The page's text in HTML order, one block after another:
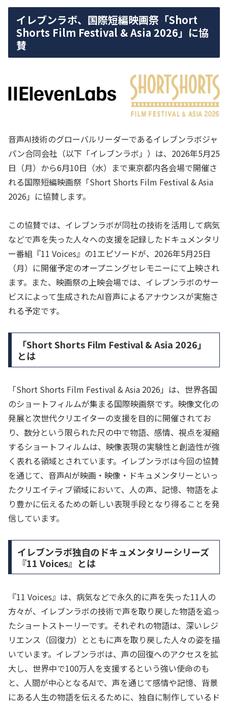
イレブンラボ、国際短編映画祭「Short
Shorts Film Festival & Asia 2026」に協
賛
音声AI技術のグローバルリーダーであるイレブンラボジャ
パン合同会社（以下「イレブンラボ」）は、2026年5月25
日（月）から6月10日（水）まで東京都内各会場で開催さ
れる国際短編映画祭「Short Shorts Film Festival & Asia
2026」に協賛します。
この協賛では、イレブンラボが同社の技術を活用して病気
などで声を失った人々への支援を記録したドキュメンタリ
ー番組『11 Voices』の1エピソードが、2026年5月25日
（月）に開催予定のオープニングセレモニーにて上映され
ます。また、映画祭の上映会場では、イレブンラボのサー
ビスによって生成されたAI音声によるアナウンスが実施さ
れる予定です。
「Short Shorts Film Festival & Asia 2026」
とは
「Short Shorts Film Festival & Asia 2026」は、世界各国
のショートフィルムが集まる国際映画祭です。映像文化の
発展と次世代クリエイターの支援を目的に開催されてお
り、数分という限られた尺の中で物語、感情、視点を凝縮
するショートフィルムは、映像表現の実験性と創造性が強
く表れる領域とされています。イレブンラボは今回の協賛
を通じて、音声AIが映画・映像・ドキュメンタリーといっ
たクリエイティブ領域において、人の声、記憶、物語をよ
り豊かに伝えるための新しい表現手段となり得ることを発
信しています。
イレブンラボ独自のドキュメンタリーシリーズ
『11 Voices』とは
『11 Voices』は、病気などで永久的に声を失った11人の
方々が、イレブンラボの技術で声を取り戻した物語を追っ
たショートストーリーです。それぞれの物語は、深いレジ
リエンス（回復力）とともに声を取り戻した人々の姿を描
いています。イレブンラボは、声の回復へのアクセスを拡
大し、世界中で100万人を支援するという強い使命のも
と、人間が中心となるAIで、声を通じて感情や記憶、背景
にある人生の物語を伝えるために、独自に制作しているド